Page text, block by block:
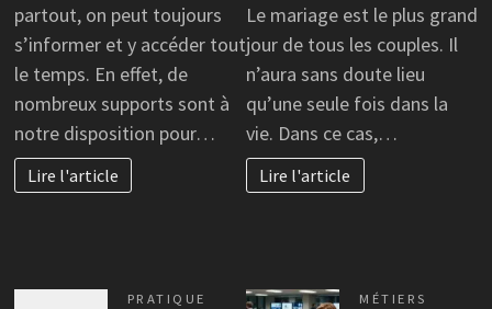
partout, on peut toujours
s’informer et y accéder tout
le temps. En effet, de
nombreux supports sont à
notre disposition pour…
Lire l'article
Le mariage est le plus grand
jour de tous les couples. Il
n’aura sans doute lieu
qu’une seule fois dans la
vie. Dans ce cas,…
Lire l'article
PRATIQUE MÉTIERS